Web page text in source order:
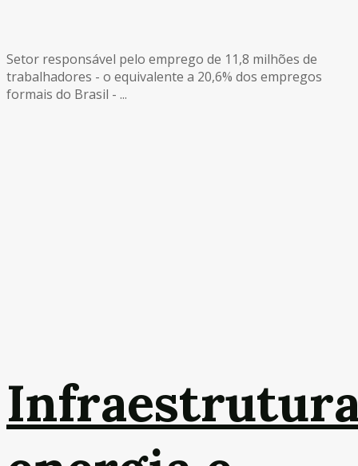
Setor responsável pelo emprego de 11,8 milhões de
trabalhadores - o equivalente a 20,6% dos empregos
formais do Brasil - ...